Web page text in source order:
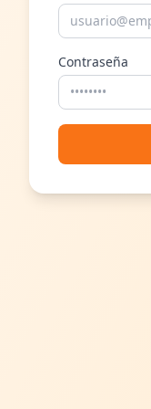
Contraseña